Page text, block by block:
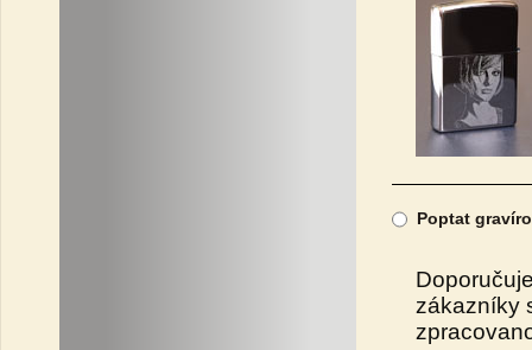
Poptat
zákazníky